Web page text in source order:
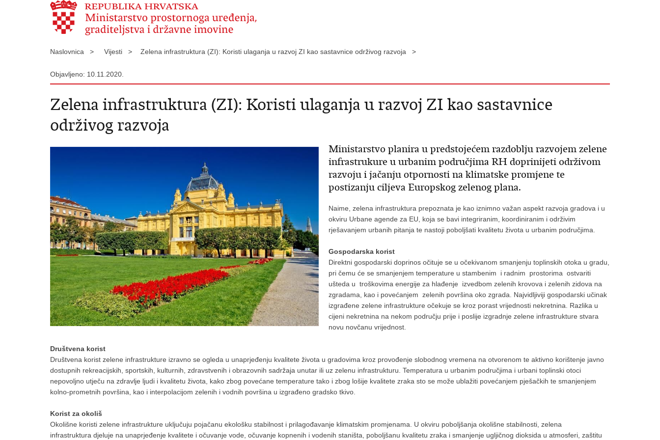
Naslovnica > Vijesti > Zelena infrastruktura (ZI): Koristi ulaganja u razvoj ZI kao sastavnice održivog razvoja >
Objavljeno: 10.11.2020.
Zelena infrastruktura (ZI): Koristi ulaganja u razvoj ZI kao sastavnice
održivog razvoja
Ministarstvo planira u predstojećem razdoblju razvojem zelene
infrastrukure u urbanim područjima RH doprinijeti održivom
razvoju i jačanju otpornosti na klimatske promjene te
postizanju ciljeva Europskog zelenog plana.
Naime, zelena infrastruktura prepoznata je kao iznimno važan aspekt razvoja gradova i u
okviru Urbane agende za EU, koja se bavi integriranim, koordiniranim i održivim
rješavanjem urbanih pitanja te nastoji poboljšati kvalitetu života u urbanim područjima.
Gospodarska korist
Direktni gospodarski doprinos očituje se u očekivanom smanjenju toplinskih otoka u gradu,
pri čemu će se smanjenjem temperature u stambenim i radnim prostorima ostvariti
ušteda u troškovima energije za hlađenje izvedbom zelenih krovova i zelenih zidova na
zgradama, kao i povećanjem zelenih površina oko zgrada. Najvidljiviji gospodarski učinak
izgrađene zelene infrastrukture očekuje se kroz porast vrijednosti nekretnina. Razlika u
cijeni nekretnina na nekom području prije i poslije izgradnje zelene infrastrukture stvara
novu novčanu vrijednost.
Društvena korist
Društvena korist zelene infrastrukture izravno se ogleda u unaprjeđenju kvalitete života u gradovima kroz provođenje slobodnog vremena na otvorenom te aktivno korištenje javno
dostupnih rekreacijskih, sportskih, kulturnih, zdravstvenih i obrazovnih sadržaja unutar ili uz zelenu infrastrukturu. Temperatura u urbanim područjima i urbani toplinski otoci
nepovoljno utječu na zdravlje ljudi i kvalitetu života, kako zbog povećane temperature tako i zbog lošije kvalitete zraka sto se može ublažiti povećanjem pješačkih te smanjenjem
kolno-prometnih površina, kao i interpolacijom zelenih i vodnih površina u izgrađeno gradsko tkivo.
Korist za okoliš
Okolišne koristi zelene infrastrukture uključuju pojačanu ekološku stabilnost i prilagođavanje klimatskim promjenama. U okviru poboljšanja okolišne stabilnosti, zelena
infrastruktura djeluje na unaprjeđenje kvalitete i očuvanje vode, očuvanje kopnenih i vodenih staništa, poboljšanu kvalitetu zraka i smanjenje ugljičnog dioksida u atmosferi, zaštitu